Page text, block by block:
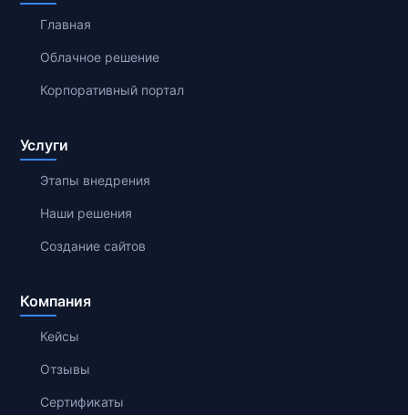
Главная
Облачное решение
Корпоративный портал
Услуги
Этапы внедрения
Наши решения
Создание сайтов
Компания
Кейсы
Отзывы
Сертификаты